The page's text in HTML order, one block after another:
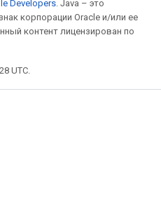
Developers. Java – это
корпорации Oracle и/или ее
контент лицензирован по
UTC.